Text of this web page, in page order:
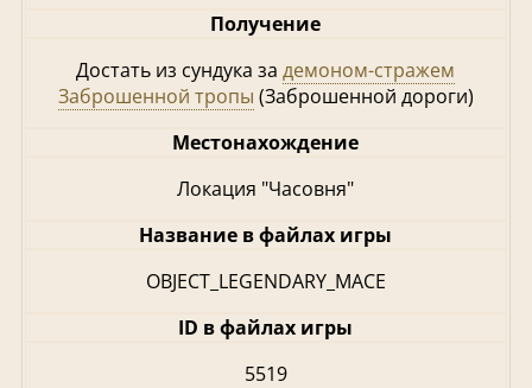
Получение
Достать из сундука задемоном-стражем
Заброшенной тропы (Заброшенной дороги)
Местонахождение
Локация "Часовня"
Название в файлах игры
OBJECT_LEGENDARY_MACE
ID в файлах игры
5519